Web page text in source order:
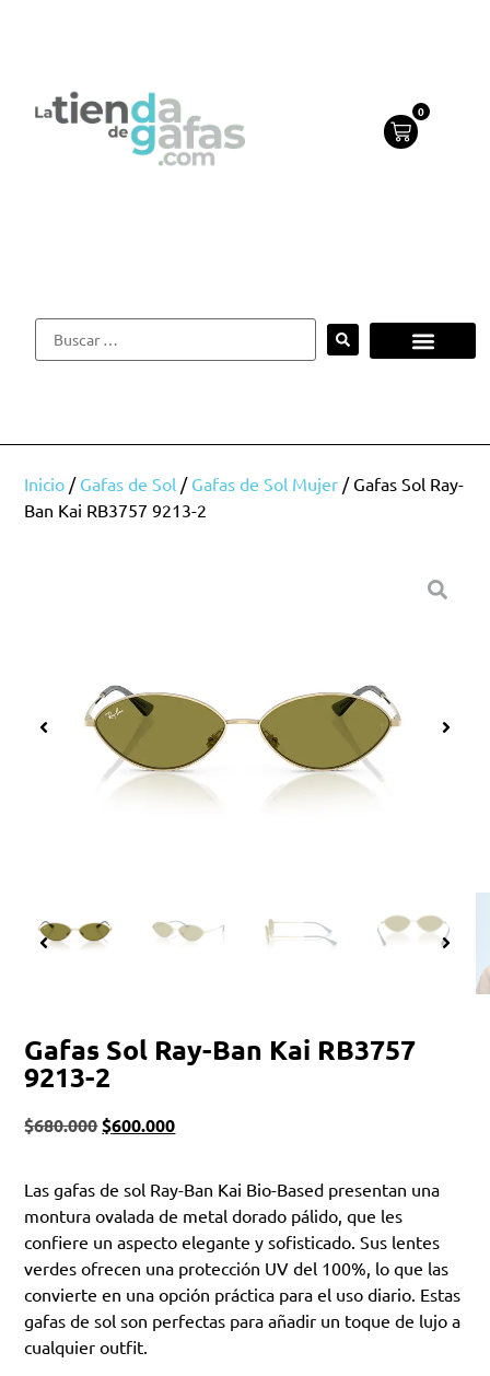
0
Inicio / Gafas de Sol / Gafas de Sol Mujer / Gafas Sol Ray-
Ban Kai RB3757 9213-2
Gafas Sol Ray-Ban Kai RB3757
9213-2
$680.000$600.000
Las gafas de sol Ray-Ban Kai Bio-Based presentan una
montura ovalada de metal dorado pálido, que les
confiere un aspecto elegante y sofisticado. Sus lentes
verdes ofrecen una protección UV del 100%, lo que las
convierte en una opción práctica para el uso diario. Estas
gafas de sol son perfectas para añadir un toque de lujo a
cualquier outfit.